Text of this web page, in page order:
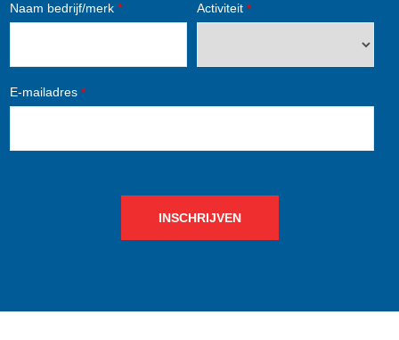
Naam bedrijf/merk * Activiteit *
E-mailadres *
INSCHRIJVEN